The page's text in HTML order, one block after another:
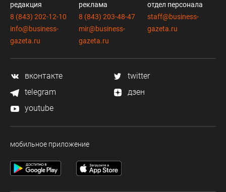
редакция
8 (843) 202-12-10
info@business-
gazeta.ru
реклама
8 (843) 203-48-47
mir@business-
gazeta.ru
отдел персонала
staff@business-
gazeta.ru
вконтакте
twitter
telegram
дзен
youtube
мобильное приложение